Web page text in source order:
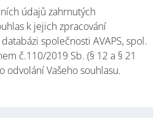
údajů zahrnutých
k jejich zpracování
společnosti AVAPS, spol.
č.110/2019 Sb. (§ 12 a § 21
odvolání Vašeho souhlasu.